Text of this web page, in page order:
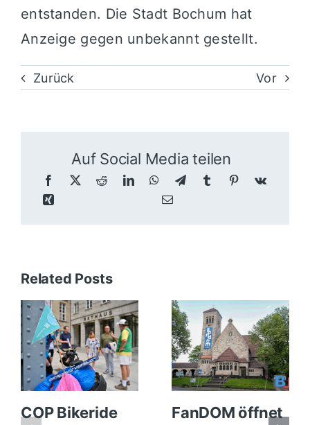
entstanden. Die Stadt Bochum hat
Anzeige gegen unbekannt gestellt.
Zurück Vor
Auf Social Media teilen
Related Posts
COP Bikeride
FanDOM öffnet